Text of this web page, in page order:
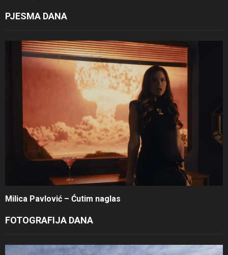
PJESMA DANA
Milica Pavlović – Ćutim naglas
FOTOGRAFIJA DANA